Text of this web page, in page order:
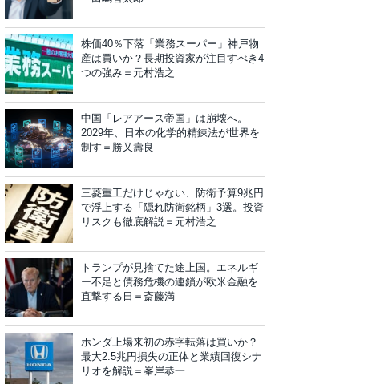
株価40％下落「業務スーパー」神戸物
産は買いか？長期投資家が注目すべき4
つの強み＝元村浩之
中国「レアアース帝国」は崩壊へ。
2029年、日本の化学的精錬法が世界を
制す＝勝又壽良
三菱重工だけじゃない、防衛予算9兆円
で浮上する「隠れ防衛銘柄」3選。投資
リスクも徹底解説＝元村浩之
トランプが見捨てた途上国。エネルギ
ー不足と債務危機の連鎖が欧米金融を
直撃する日＝斎藤満
ホンダ上場来初の赤字転落は買いか？
最大2.5兆円損失の正体と業績回復シナ
リオを解説＝峯岸恭一